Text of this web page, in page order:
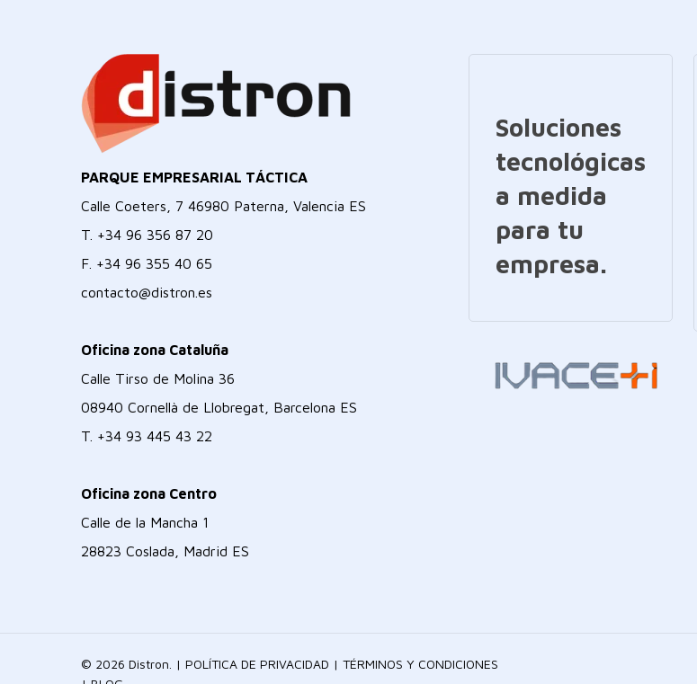
PARQUE EMPRESARIAL TÁCTICA
Calle Coeters, 7 46980 Paterna, Valencia ES
T. +34 96 356 87 20
F. +34 96 355 40 65
contacto@distron.es
Oficina zona Cataluña
Calle Tirso de Molina 36
08940 Cornellà de Llobregat, Barcelona ES
T. +34 93 445 43 22
Oficina zona Centro
Calle de la Mancha 1
28823 Coslada, Madrid ES
Soluciones
tecnológicas
a medida
para tu
empresa.
© 2026 Distron. | POLÍTICA DE PRIVACIDAD | TÉRMINOS Y CONDICIONES